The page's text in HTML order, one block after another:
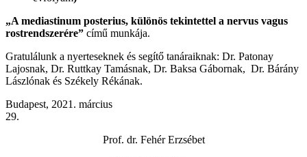
„A mediastinum posterius, különös tekintettel a nervus vagus
rostrendszerére” című munkája.
Gratulálunk a nyerteseknek és segítő tanáraiknak: Dr. Patonay
Lajosnak, Dr. Ruttkay Tamásnak, Dr. Baksa Gábornak, Dr. Bárány
Lászlónak és Székely Rékának.
Budapest, 2021. március
29.
Prof. dr. Fehér Erzsébet